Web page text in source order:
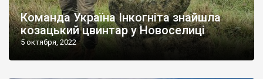
Команда Україна Інкогніта знайшла
козацький цвинтар у Новоселиці
5 октября, 2022